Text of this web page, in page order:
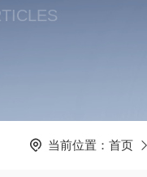
当前位置： 首页